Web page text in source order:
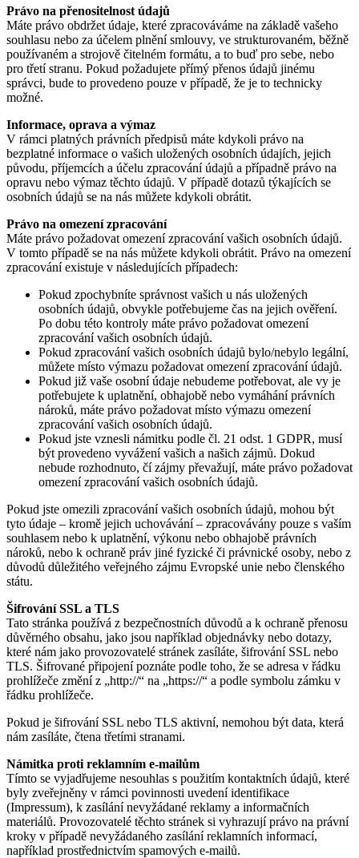
Právo na přenositelnost údajů
Máte právo obdržet údaje, které zpracováváme na základě vašeho
souhlasu nebo za účelem plnění smlouvy, ve strukturovaném, běžně
používaném a strojově čitelném formátu, a to buď pro sebe, nebo
pro třetí stranu. Pokud požadujete přímý přenos údajů jinému
správci, bude to provedeno pouze v případě, že je to technicky
možné.
Informace, oprava a výmaz
V rámci platných právních předpisů máte kdykoli právo na
bezplatné informace o vašich uložených osobních údajích, jejich
původu, příjemcích a účelu zpracování údajů a případně právo na
opravu nebo výmaz těchto údajů. V případě dotazů týkajících se
osobních údajů se na nás můžete kdykoli obrátit.
Právo na omezení zpracování
Máte právo požadovat omezení zpracování vašich osobních údajů.
V tomto případě se na nás můžete kdykoli obrátit. Právo na omezení
zpracování existuje v následujících případech:
Pokud zpochybníte správnost vašich u nás uložených
osobních údajů, obvykle potřebujeme čas na jejich ověření.
Po dobu této kontroly máte právo požadovat omezení
zpracování vašich osobních údajů.
Pokud zpracování vašich osobních údajů bylo/nebylo legální,
můžete místo výmazu požadovat omezení zpracování údajů.
Pokud již vaše osobní údaje nebudeme potřebovat, ale vy je
potřebujete k uplatnění, obhajobě nebo vymáhání právních
nároků, máte právo požadovat místo výmazu omezení
zpracování vašich osobních údajů.
Pokud jste vznesli námitku podle čl. 21 odst. 1 GDPR, musí
být provedeno vyvážení vašich a našich zájmů. Dokud
nebude rozhodnuto, čí zájmy převažují, máte právo požadovat
omezení zpracování vašich osobních údajů.
Pokud jste omezili zpracování vašich osobních údajů, mohou být
tyto údaje – kromě jejich uchovávání – zpracovávány pouze s vaším
souhlasem nebo k uplatnění, výkonu nebo obhajobě právních
nároků, nebo k ochraně práv jiné fyzické či právnické osoby, nebo z
důvodů důležitého veřejného zájmu Evropské unie nebo členského
státu.
Šifrování SSL a TLS
Tato stránka používá z bezpečnostních důvodů a k ochraně přenosu
důvěrného obsahu, jako jsou například objednávky nebo dotazy,
které nám jako provozovatelé stránek zasíláte, šifrování SSL nebo
TLS. Šifrované připojení poznáte podle toho, že se adresa v řádku
prohlížeče změní z „http://“ na „https://“ a podle symbolu zámku v
řádku prohlížeče.
Pokud je šifrování SSL nebo TLS aktivní, nemohou být data, která
nám zasíláte, čtena třetími stranami.
Námitka proti reklamním e-mailům
Tímto se vyjadřujeme nesouhlas s použitím kontaktních údajů, které
byly zveřejněny v rámci povinnosti uvedení identifikace
(Impressum), k zasílání nevyžádané reklamy a informačních
materiálů. Provozovatelé těchto stránek si vyhrazují právo na právní
kroky v případě nevyžádaného zasílání reklamních informací,
například prostřednictvím spamových e-mailů.